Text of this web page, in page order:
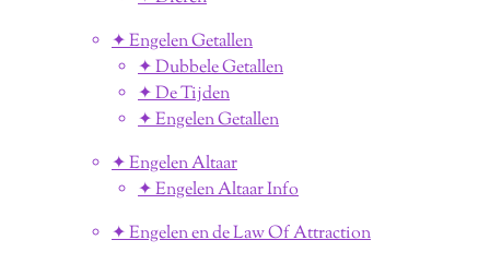
✦ Engelen Getallen
✦ Dubbele Getallen
✦ De Tijden
✦ Engelen Getallen
✦ Engelen Altaar
✦ Engelen Altaar Info
✦ Engelen en de Law Of Attraction